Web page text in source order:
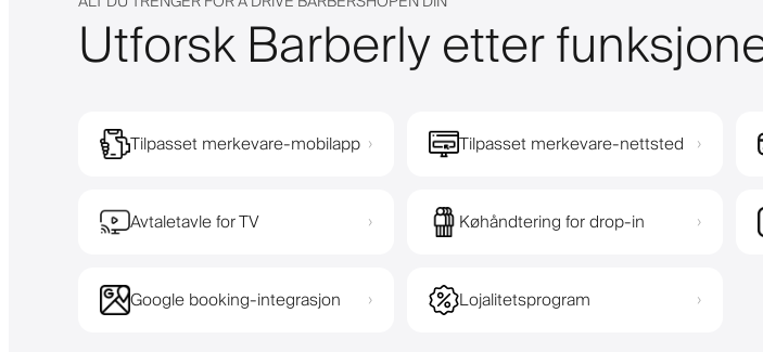
Utforsk Barberly etter
Tilpasset merkevare-mobilapp › Tilpasset merkevare-nettsted ›
Avtaletavle for TV › Køhåndtering for drop-in ›
Google booking-integrasjon › Lojalitetsprogram ›